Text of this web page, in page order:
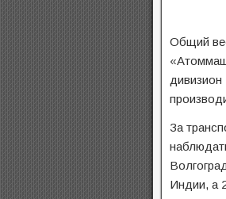
Общий
За
Индии, а